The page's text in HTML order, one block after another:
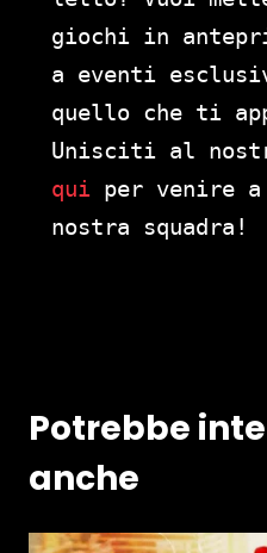
giochi in
a eventi
quello che ti
Unisciti al
qui per venire
nostra squadra!
Potrebbe
anche